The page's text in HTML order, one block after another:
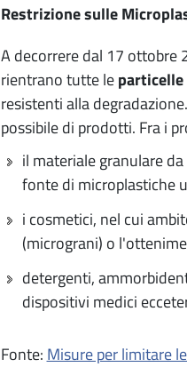
Restrizione sulle
A decorrere dal 17 ottobre
rientrano tutte le
resistenti alla
possibile di prodotti. Fra i
il materiale granulare
fonte di microplastiche
i cosmetici, nel cui
(micrograni) o
detergenti,
dispositivi medici
Fonte: Misure per limitare